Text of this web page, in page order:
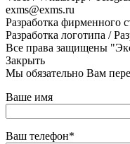
exms@exms.ru
Разработка фирменного
Разработка логотипа /
Все права защищены
Закрыть
Мы обязательно Вам
Ваше имя
Ваш телефон*